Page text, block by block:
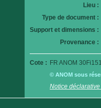
Lieu :
Type de document :
Support et dimensions :
Provenance :
Cote : FR ANOM
© ANOM sous
Notice